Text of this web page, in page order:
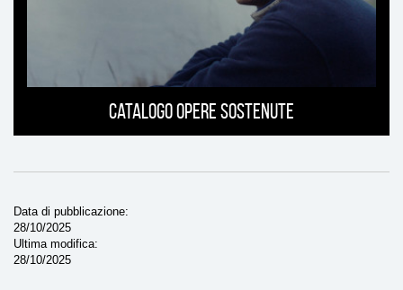
Catalogo opere sostenute
Data di pubblicazione
28/10/2025
Ultima modifica
28/10/2025